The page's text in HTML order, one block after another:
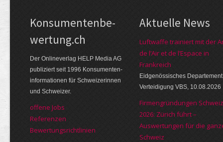
Kon­su­menten­be­
wer­tung.ch
Der Online­verlag HELP Media AG
publi­ziert seit 1996 Kon­su­menten­
infor­mationen für Schwei­zerinnen
und Schweizer.
offene Jobs
Referenzen
Bewer­tungs­richt­linien
Aktuelle News
Luftwaffe trainiert mit der
de l’Air et de l’Espace in
Frankreich
Eidgenössisches
Verteidigung VBS, 10.08.2026
Firmengründungen Schweiz
2026: Zürich führt –
Auswertungen für die
Schweiz